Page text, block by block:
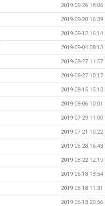
2019-09-26 18:06
2019-09-20 16:39
2019-09-12 16:14
2019-09-04 08:13
2019-08-27 11:57
2019-08-27 10:17
2019-08-15 15:13
2019-08-06 10:01
2019-07-29 11:00
2019-07-21 10:22
2019-06-28 16:43
2019-06-22 12:19
2019-06-18 13:54
2019-06-18 11:31
2019-06-13 20:56